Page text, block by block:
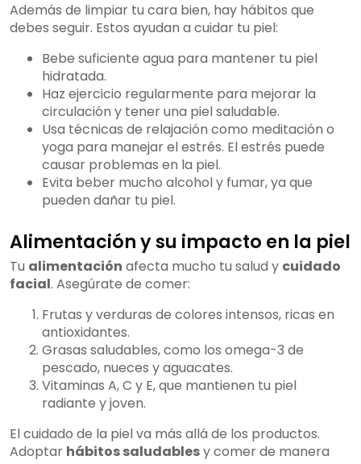
Además de limpiar tu cara bien, hay hábitos que
debes seguir. Estos ayudan a cuidar tu piel:
Bebe suficiente agua para mantener tu piel
hidratada.
Haz ejercicio regularmente para mejorar la
circulación y tener una piel saludable.
Usa técnicas de relajación como meditación o
yoga para manejar el estrés. El estrés puede
causar problemas en la piel.
Evita beber mucho alcohol y fumar, ya que
pueden dañar tu piel.
Alimentación y su impacto en la piel
Tu alimentación afecta mucho tu salud y cuidado
facial. Asegúrate de comer:
Frutas y verduras de colores intensos, ricas en
antioxidantes.
Grasas saludables, como los omega-3 de
pescado, nueces y aguacates.
Vitaminas A, C y E, que mantienen tu piel
radiante y joven.
El cuidado de la piel va más allá de los productos.
Adoptar hábitos saludablesy comer de manera